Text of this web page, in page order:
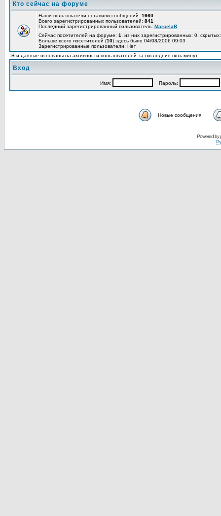
Кто сейчас на форуме
Наши пользователи оставили сообщений: 1660
Всего зарегистрированных пользователей: 841
Последний зарегистрированный пользователь: MarcelaR
Сейчас посетителей на форуме: 1
, из них зарегистрированных: 0,
Больше всего посетителей (10) здесь было 04/08/2006 09:03
Зарегистрированные пользователи: Нет
Эти данные основаны на активности пользователей за последние пять минут
Вход
Имя: Пароль:
Новые сообщения
Powered by